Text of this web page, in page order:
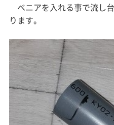
ベニアを入れる事で流し
ります。